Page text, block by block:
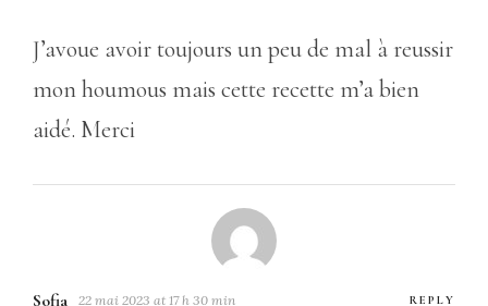
J’avoue avoir toujours un peu de mal à reussir
mon houmous mais cette recette m’a bien
aidé. Merci
Sofia 22 mai 2023 at 17 h 30 min REPLY